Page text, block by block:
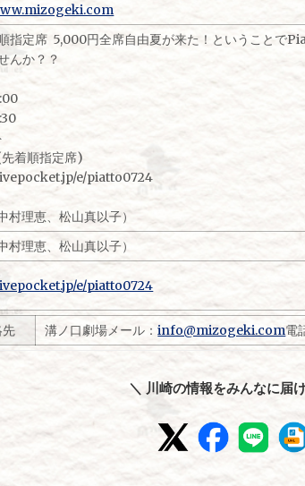
指定席 5,000円全席自由夏が来た！ということで
んか？？
着順指定席)
e/piatto0724
村理恵、松山真以子）
理恵、松山真以子）
e/piatto0724
先 溝ノ口劇場メール：info@mizogeki.com電
＼ 川崎の情報をみんなに届